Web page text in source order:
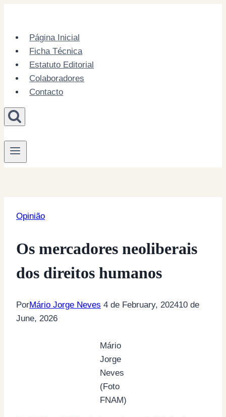
contentPágina Inicial
Ficha Técnica
Estatuto Editorial
Colaboradores
Contacto
Opinião
Os mercadores neoliberais
dos direitos humanos
PorMário Jorge Neves 4 de February, 202410 de
June, 2026
Mário
Jorge
Neves
(Foto
FNAM)